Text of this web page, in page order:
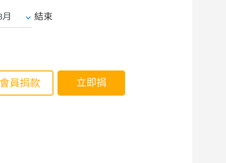
結束
員捐款 立即捐